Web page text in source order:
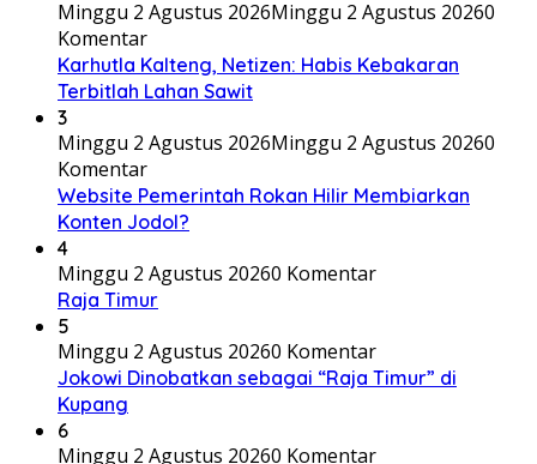
Minggu 2 Agustus 2026Minggu 2 Agustus 20260
Komentar
Karhutla Kalteng, Netizen: Habis Kebakaran
Terbitlah Lahan Sawit
3
Minggu 2 Agustus 2026Minggu 2 Agustus 20260
Komentar
Website Pemerintah Rokan Hilir Membiarkan
Konten Jodol?
4
Minggu 2 Agustus 20260 Komentar
Raja Timur
5
Minggu 2 Agustus 20260 Komentar
Jokowi Dinobatkan sebagai “Raja Timur” di
Kupang
6
Minggu 2 Agustus 20260 Komentar